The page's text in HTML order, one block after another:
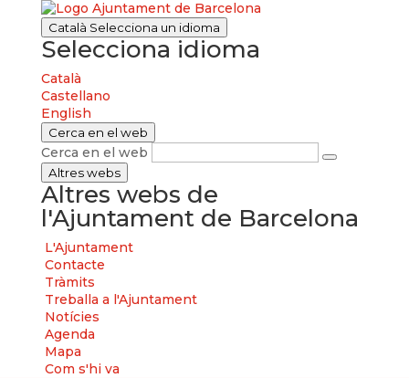
Català Selecciona un idioma
Selecciona idioma
Català
Castellano
English
Cerca en el web
Cerca en el web
Altres webs
Altres webs de
l'Ajuntament de Barcelona
L'Ajuntament
Contacte
Tràmits
Treballa a l'Ajuntament
Notícies
Agenda
Mapa
Com s'hi va